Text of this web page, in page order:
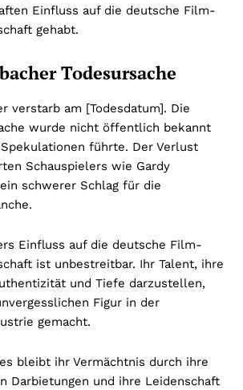
Einfluss auf die deutsche Film-
gehabt.
Todesursache
verstarb am [Todesdatum]. Die
wurde nicht öffentlich bekannt
führte. Der Verlust
Schauspielers wie Gardy
schwerer Schlag für die
Einfluss auf die deutsche Film-
ist unbestreitbar. Ihr Talent, ihre
und Tiefe darzustellen,
Figur in der
gemacht.
bleibt ihr Vermächtnis durch ihre
Darbietungen und ihre Leidenschaft